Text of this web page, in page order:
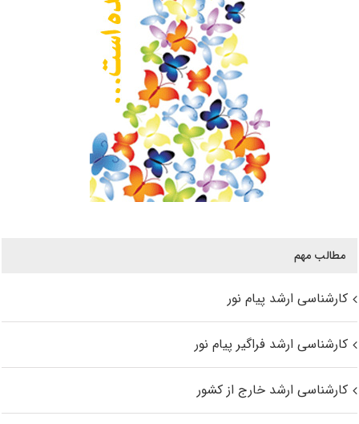
مطالب مهم
کارشناسی ارشد پیام نور
کارشناسی ارشد فراگیر پیام نور
کارشناسی ارشد خارج از کشور